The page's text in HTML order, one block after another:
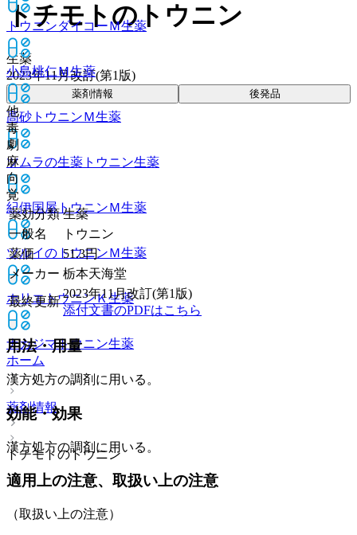
トウニンダイコーＭ生薬
小島桃仁Ｍ生薬
高砂トウニンＭ生薬
ツムラの生薬トウニン生薬
紀伊国屋トウニンＭ生薬
ツルイのトウニンＭ生薬
ホリエトウニンＫ生薬
ナカジマトウニン生薬
ホーム
薬剤情報
トチモトのトウニン
トチモトのトウニン
生薬
2023年11月改訂(第1版)
薬剤情報 後発品
他
毒
劇
麻
向
覚
薬効分類 生薬
一般名
トウニン
薬価
51.3円
メーカー 栃本天海堂
最終更新
2023年11月改訂(第1版)
添付文書のPDFはこちら
用法・用量
漢方処方の調剤に用いる。
効能・効果
漢方処方の調剤に用いる。
適用上の注意、取扱い上の注意
（取扱い上の注意）